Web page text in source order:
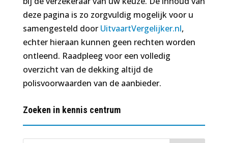
deze pagina is zo zorgvuldig mogelijk voor u
samengesteld door UitvaartVergelijker.nl,
echter hieraan kunnen geen rechten worden
ontleend. Raadpleeg voor een volledig
overzicht van de dekking altijd de
polisvoorwaarden van de aanbieder.
Zoeken in kennis centrum